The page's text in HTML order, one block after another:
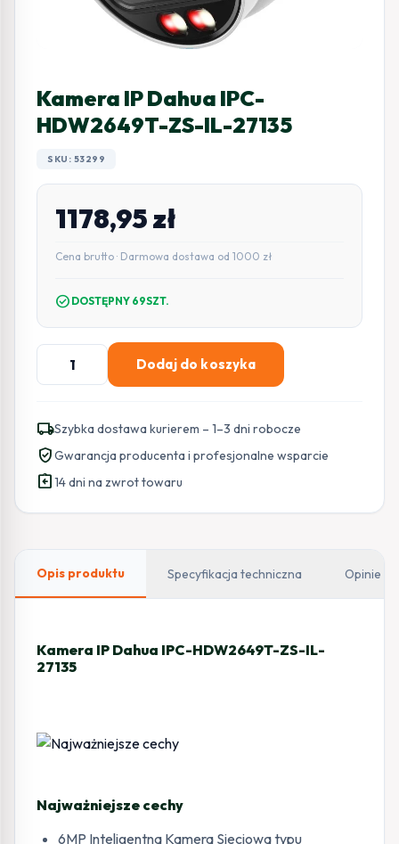
Kamera IP Dahua IPC-
HDW2649T-ZS-IL-27135
SKU: 53299
1178,95zł
Cena brutto · Darmowa dostawa od 1000 zł
check_circle DOSTĘPNY 69SZT.
ilość
Kamera
Dahua
IPC-
HDW2649T-
ZS-
Dodaj do koszyka
local_shippingSzybka dostawa kurierem – 1–3 dni robocze
verified_userGwarancja producenta i profesjonalne wsparcie
assignment_return14 dni na zwrot towaru
Opis produktu Specyfikacja techniczna Opinie
Kamera IP Dahua IPC-HDW2649T-ZS-IL-
27135
Najważniejsze cechy
6MP Inteligentna Kamera Sieciowa typu